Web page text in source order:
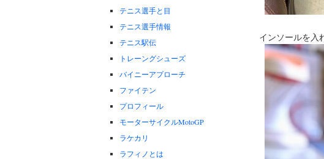
インソールを入
テニス選手と目
テニス選手情報
テニス駅伝
トレーングシューズ
バイニーアプローチ
ファイテン
プロフィール
モーターサイクルMotoGP
ラケカリ
ラフィノとは